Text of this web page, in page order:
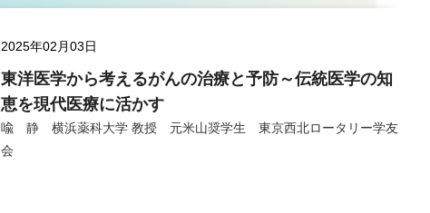
2025年02月03日
東洋医学から考えるがんの治療と予防～伝統医学の知
恵を現代医療に活かす
喩 静 横浜薬科大学 教授 元米山奨学生 東京西北ロータリー学友
会